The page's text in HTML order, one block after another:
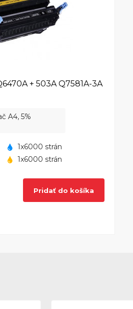
+ 503A Q7581A-3A
A4, 5%
1x6000 strán
1x6000 strán
Pridať do košíka